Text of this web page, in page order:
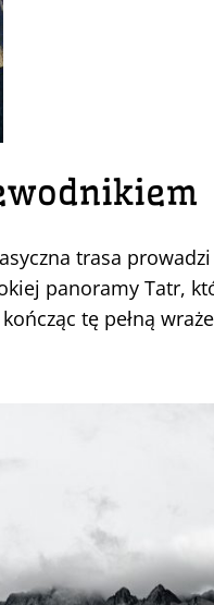
trasa
panoramy Tatr,
tę pełną